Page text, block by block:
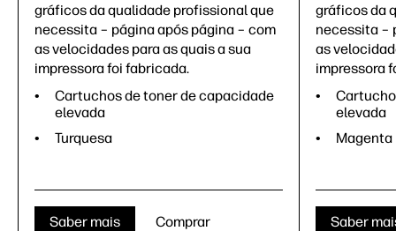
gráficos da qualidade profissional que
necessita – página após página – com
as velocidades para as quais a sua
impressora foi fabricada.
Cartuchos de toner de capacidade
elevada
Turquesa
Saber mais Comprar
gráficos da
necessita –
as
impressora
elevada
Magenta
Saber